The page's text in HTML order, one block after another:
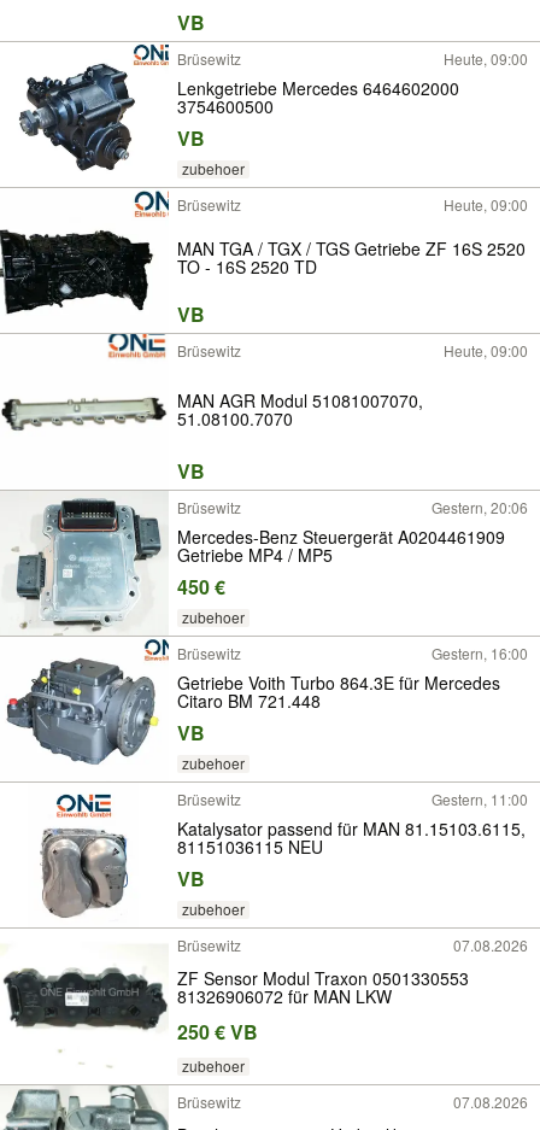
VB
Brüsewitz Heute, 09:00
Lenkgetriebe Mercedes 6464602000
3754600500
VB
zubehoer
Brüsewitz
Heute, 09:00
MAN TGA / TGX / TGS Getriebe ZF 16S 2520
TO - 16S 2520 TD
VB
Brüsewitz Heute, 09:00
MAN AGR Modul 51081007070,
51.08100.7070
VB
Brüsewitz Gestern, 20:06
Mercedes-Benz Steuergerät A0204461909
Getriebe MP4 / MP5
450 €
zubehoer
Brüsewitz
Gestern, 16:00
Getriebe Voith Turbo 864.3E für Mercedes
Citaro BM 721.448
VB
zubehoer
Brüsewitz
Gestern, 11:00
Katalysator passend für MAN 81.15103.6115,
81151036115 NEU
VB
zubehoer
Brüsewitz
07.08.2026
ZF Sensor Modul Traxon 0501330553
81326906072 für MAN LKW
250 € VB
zubehoer
Brüsewitz
07.08.2026